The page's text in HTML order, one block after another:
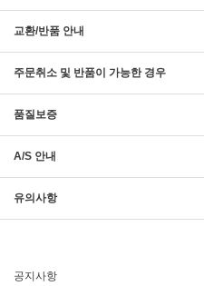
교환/반품 안내
주문취소 및 반품이 가능한 경우
품질보증
A/S 안내
유의사항
공지사항
2017년 미즌하임 리뉴얼